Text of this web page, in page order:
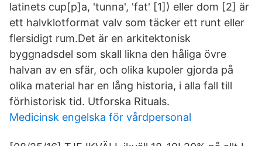
latinets cup[p]a, 'tunna', 'fat' [1]) eller dom [2] är
ett halvklotformat valv som täcker ett runt eller
flersidigt rum.Det är en arkitektonisk
byggnadsdel som skall likna den håliga övre
halvan av en sfär, och olika kupoler gjorda på
olika material har en lång historia, i alla fall till
förhistorisk tid. Utforska Rituals.
Medicinsk engelska för vårdpersonal